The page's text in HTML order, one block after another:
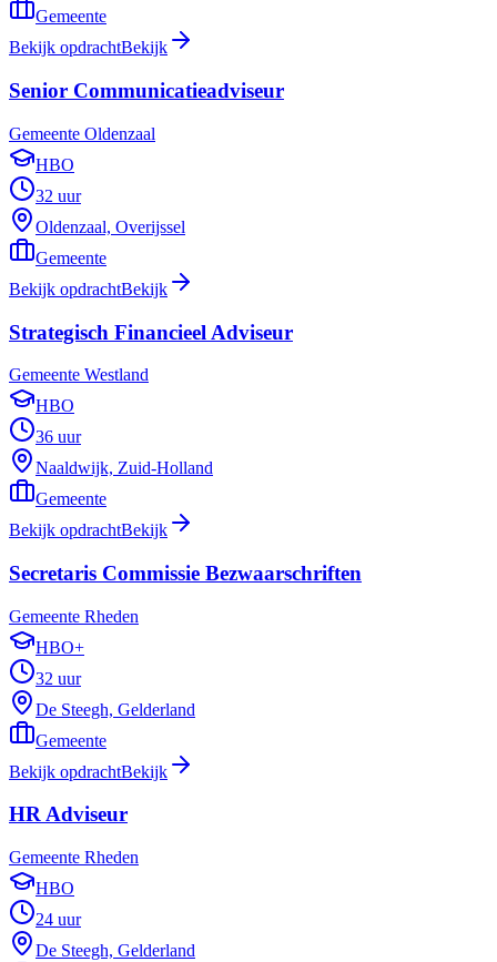
Gemeente
Bekijk opdrachtBekijk
Senior Communicatieadviseur
Gemeente Oldenzaal
HBO
32 uur
Oldenzaal, Overijssel
Gemeente
Bekijk opdrachtBekijk
Strategisch Financieel Adviseur
Gemeente Westland
HBO
36 uur
Naaldwijk, Zuid-Holland
Gemeente
Bekijk opdrachtBekijk
Secretaris Commissie Bezwaarschriften
Gemeente Rheden
HBO+
32 uur
De Steegh, Gelderland
Gemeente
Bekijk opdrachtBekijk
HR Adviseur
Gemeente Rheden
HBO
24 uur
De Steegh, Gelderland